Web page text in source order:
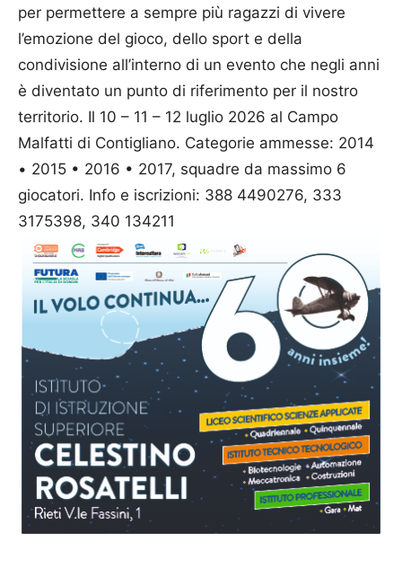
per permettere a sempre più ragazzi di vivere
l’emozione del gioco, dello sport e della
condivisione all’interno di un evento che negli anni
è diventato un punto di riferimento per il nostro
territorio. Il 10 – 11 – 12 luglio 2026 al Campo
Malfatti di Contigliano. Categorie ammesse: 2014
• 2015 • 2016 • 2017, squadre da massimo 6
giocatori. Info e iscrizioni: 388 4490276, 333
3175398, 340 134211